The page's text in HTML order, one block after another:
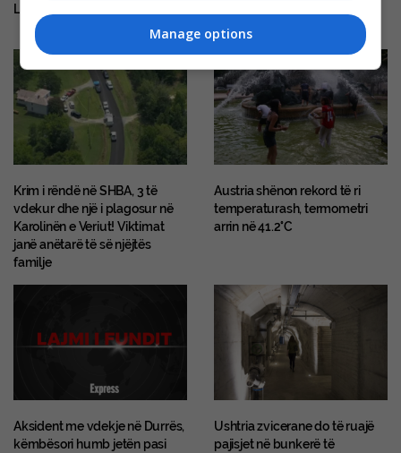
Luta?”
Krim i rëndë në SHBA, 3 të
vdekur dhe një i plagosur në
Karolinën e Veriut! Viktimat
janë anëtarë të së njëjtës
familje
Austria shënon rekord të ri
temperaturash, termometri
arrin në 41.2°C
Aksident me vdekje në Durrës,
këmbësori humb jetën pasi
Ushtria zvicerane do të ruajë
pajisjet në bunkerë të
Manage options